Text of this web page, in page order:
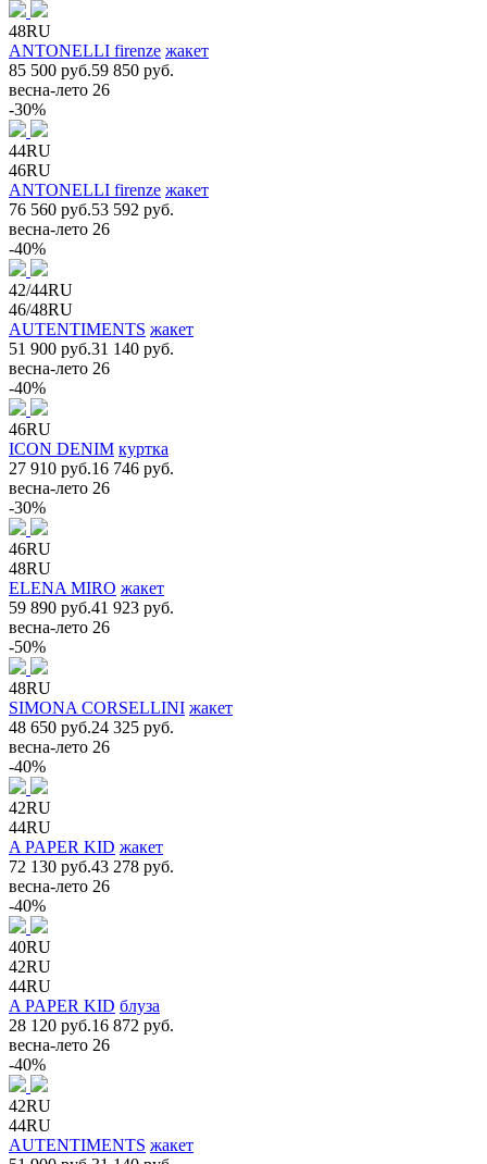
48RU
ANTONELLI firenze жакет
85 500 руб.59 850 руб.
весна-лето 26
-30%
44RU
46RU
ANTONELLI firenze жакет
76 560 руб.53 592 руб.
весна-лето 26
-40%
42/44RU
46/48RU
AUTENTIMENTS жакет
51 900 руб.31 140 руб.
весна-лето 26
-40%
46RU
ICON DENIM куртка
27 910 руб.16 746 руб.
весна-лето 26
-30%
46RU
48RU
ELENA MIRO жакет
59 890 руб.41 923 руб.
весна-лето 26
-50%
48RU
SIMONA CORSELLINI жакет
48 650 руб.24 325 руб.
весна-лето 26
-40%
42RU
44RU
A PAPER KID жакет
72 130 руб.43 278 руб.
весна-лето 26
-40%
40RU
42RU
44RU
A PAPER KID блуза
28 120 руб.16 872 руб.
весна-лето 26
-40%
42RU
44RU
AUTENTIMENTS жакет